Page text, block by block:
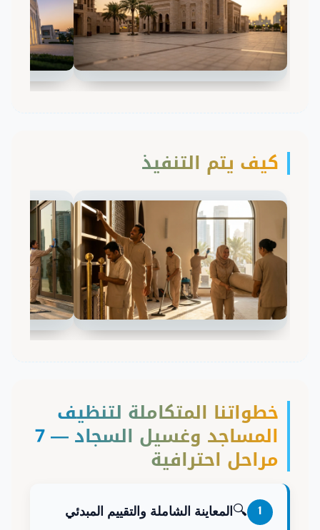
كيف يتم التنفيذ
خطواتنا المتكاملة لتنظيف
المساجد وغسيل السجاد — 7
مراحل احترافية
1
🔍 المعاينة الشاملة والتقييم المبدئي